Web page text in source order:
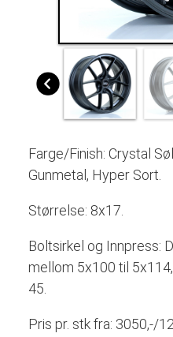
Farge/Finish: Crystal
Gunmetal, Hyper Sort.
Størrelse: 8x17.
Boltsirkel og Innpress:
mellom 5x100 til
45.
Pris pr. stk fra: 3050,-/